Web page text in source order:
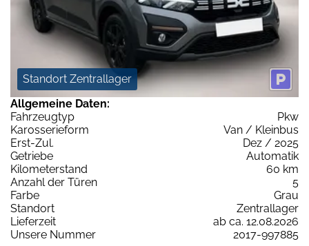
Standort Zentrallager
Allgemeine Daten:
Fahrzeugtyp
Pkw
Karosserieform
Van / Kleinbus
Erst-Zul.
Dez / 2025
Getriebe
Automatik
Kilometerstand
60 km
Anzahl der Türen
5
Farbe
Grau
Standort
Zentrallager
Lieferzeit
ab ca. 12.08.2026
Unsere Nummer
2017-997885